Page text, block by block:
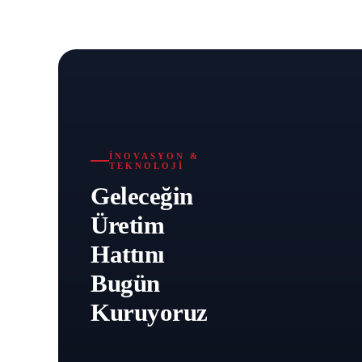
İNOVASYON &
TEKNOLOJI
Geleceğin
Üretim
Hattını
Bugün
Kuruyoruz